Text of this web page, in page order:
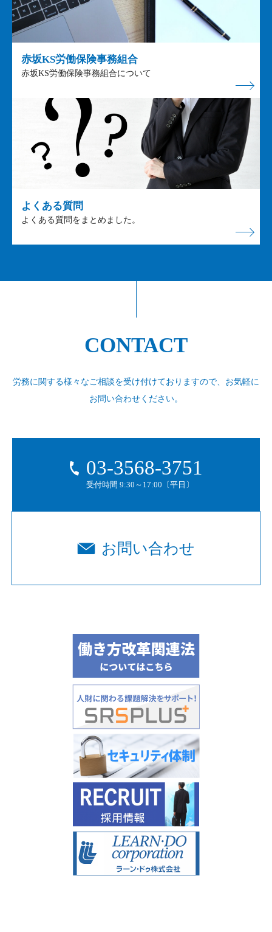
赤坂KS労働保険事務組合
赤坂KS労働保険事務組合について
よくある質問
よくある質問をまとめました。
CONTACT
労務に関する様々なご相談を受け付けておりますので、 お気軽に
お問い合わせください。
03-3568-3751
受付時間 9:30～17:00〔平日〕
お問い合わせ